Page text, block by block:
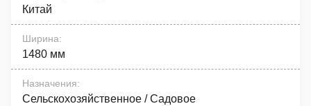
Китай
Ширина:
1480 мм
Назначения:
Сельскохозяйственное / Садовое